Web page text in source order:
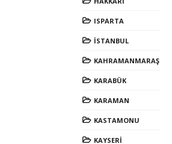
ISPARTA
İSTANBUL
KAHRAMANMARAŞ
KARABÜK
KARAMAN
KASTAMONU
KAYSERİ